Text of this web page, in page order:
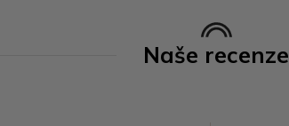
Naše recenze